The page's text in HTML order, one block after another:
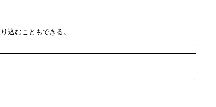
込むこともできる。
↑
↑